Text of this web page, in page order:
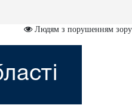
Людям з порушенням зору